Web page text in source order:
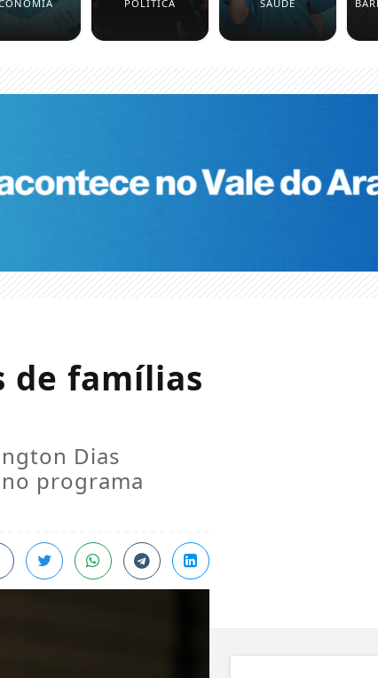
POLÍTICA SAÚDE
de famílias
Dias
programa